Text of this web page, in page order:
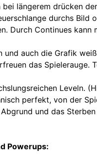
längerem drücken
durchs
Durch Continues
und auch die Grafik
das Spielerauge.
Leveln.
perfekt, von der
und das
Powerups: